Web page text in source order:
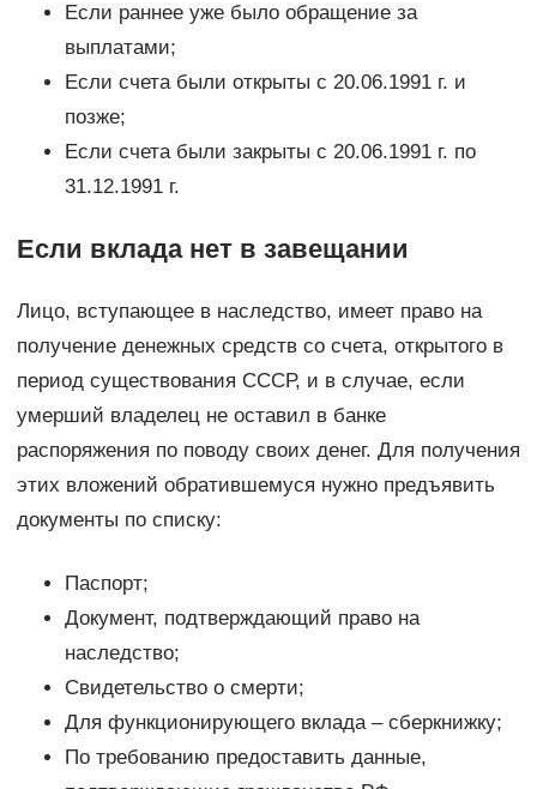
Если раннее уже было обращение за
выплатами;
Если счета были открыты с 20.06.1991 г. и
позже;
Если счета были закрыты с 20.06.1991 г. по
31.12.1991 г.
Если вклада нет в завещании
Лицо, вступающее в наследство, имеет право на
получение денежных средств со счета, открытого в
период существования СССР, и в случае, если
умерший владелец не оставил в банке
распоряжения по поводу своих денег. Для получения
этих вложений обратившемуся нужно предъявить
документы по списку:
Паспорт;
Документ, подтверждающий право на
наследство;
Свидетельство о смерти;
Для функционирующего вклада – сберкнижку;
По требованию предоставить данные,